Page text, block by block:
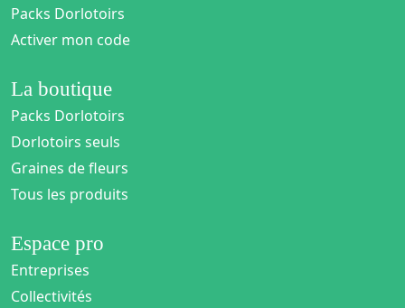
Packs Dorlotoirs
Activer mon code
La boutique
Packs Dorlotoirs
Dorlotoirs seuls
Graines de fleurs
Tous les produits
Espace pro
Entreprises
Collectivités